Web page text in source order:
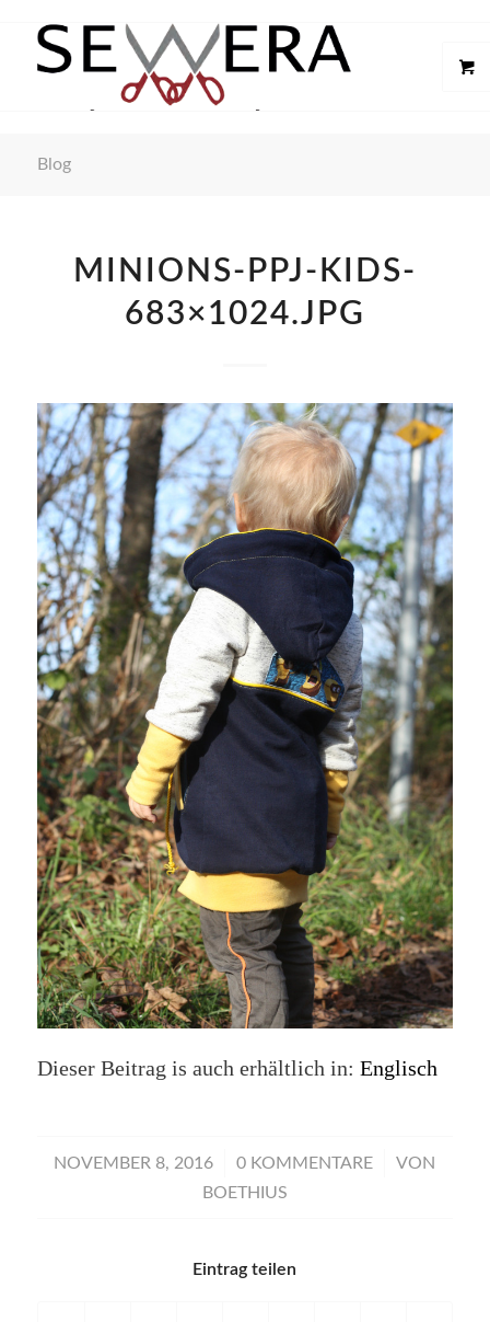
Blog
MINIONS-PPJ-KIDS-
683×1024.JPG
Dieser Beitrag is auch erhältlich in: Englisch
NOVEMBER 8, 2016
/ 0 KOMMENTARE
/
VON
BOETHIUS
Eintrag teilen